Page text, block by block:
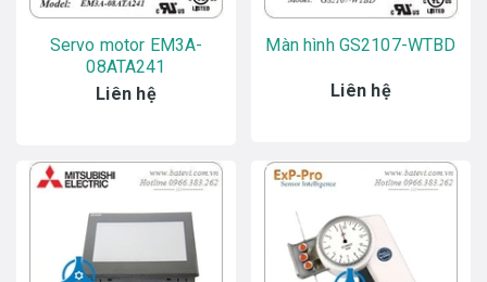
Servo motor EM3A-
08ATA241
Liên hệ
Màn hình GS2107-WTBD
Liên hệ